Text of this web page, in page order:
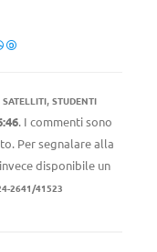
SATELLITI, STUDENTI
. I commenti sono
Per segnalare alla
disponibile un
2641/41523